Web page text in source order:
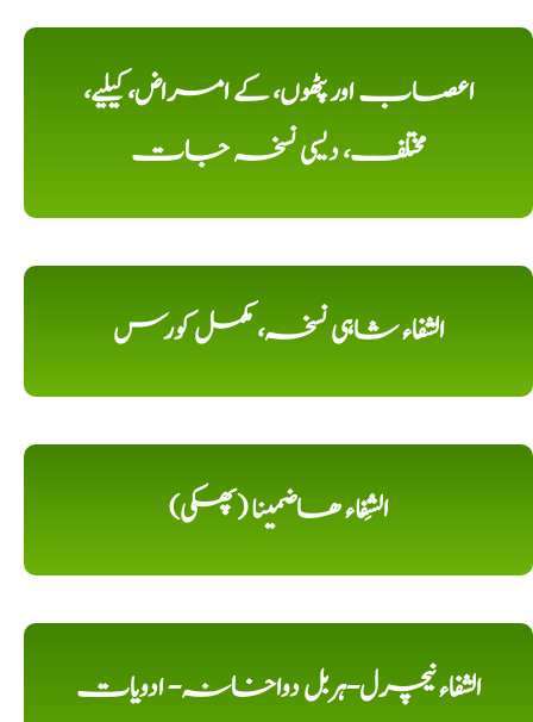
اعصاب اور پٹھوں، کے امراض، کیلیے،
مختلف، دیسی نسخہ جات
الشفاء شاہی نسخہ، مکمل کورس
الشِفاء ھاضمینا (پھکی)
الشفاء نیچرل-ہربل دواخانہ- ادویات